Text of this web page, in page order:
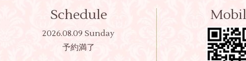
Schedule
2026.08.09 Sunday
予約満了